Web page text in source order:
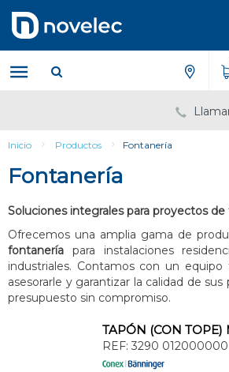
contenido
menú
de
navegación
Inicio Productos Fontanería
Fontanería
Soluciones integrales para proyectos de
Ofrecemos una amplia gama de
fontanería para instalaciones
industriales. Contamos con un equipo
asesorarle y garantizar la calidad de
presupuesto sin compromiso.
REF: 3290 012000000